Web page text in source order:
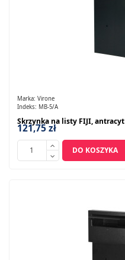
Marka: Virone
Indeks: MB-5/A
Skrzynka na listy FIJI, antracyt
121,75 zł
DO KOSZYKA